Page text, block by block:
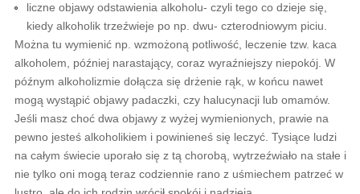
liczne objawy odstawienia alkoholu- czyli tego co dzieje się,
kiedy alkoholik trzeźwieje po np. dwu- czterodniowym piciu.
Można tu wymienić np. wzmożoną potliwość, leczenie tzw. kaca
alkoholem, później narastający, coraz wyraźniejszy niepokój. W
późnym alkoholizmie dołącza się drżenie rąk, w końcu nawet
mogą wystąpić objawy padaczki, czy halucynacji lub omamów.
Jeśli masz choć dwa objawy z wyżej wymienionych, prawie na
pewno jesteś alkoholikiem i powinieneś się leczyć. Tysiące ludzi
na całym świecie uporało się z tą chorobą, wytrzeźwiało na stałe i
nie tylko oni mogą teraz codziennie rano z uśmiechem patrzeć w